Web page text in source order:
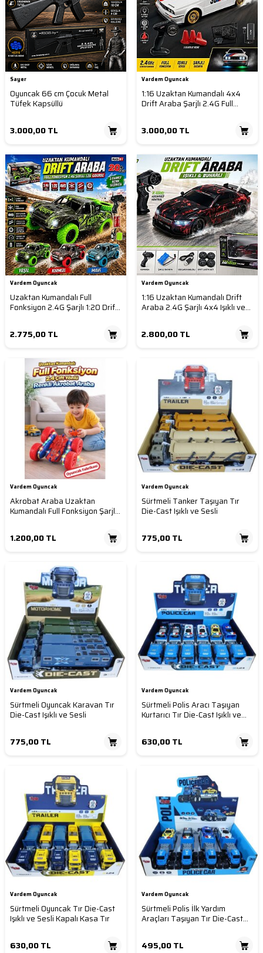
Sayer
Oyuncak 66 cm Çocuk Metal
Tüfek Kapsüllü
3.000,00TL
Vardem Oyuncak
1:16 Uzaktan Kumandalı 4x4
Drift Araba Şarjlı 2.4G Full
3.000,00TL
Vardem Oyuncak
Uzaktan Kumandalı Full
Fonksiyon 2.4G Şarjlı 1:20 Drift
2.775,00TL
Vardem Oyuncak
1:16 Uzaktan Kumandalı Drift
Araba 2.4G Şarjlı 4x4 Işıklı ve
2.800,00TL
Vardem Oyuncak
Akrobat Araba Uzaktan
Kumandalı Full Fonksiyon Şarjlı
1.200,00TL
Vardem Oyuncak
Sürtmeli Tanker Taşıyan Tır
Die-Cast Işıklı ve Sesli
775,00TL
Vardem Oyuncak
Sürtmeli Oyuncak Karavan Tır
Die-Cast Işıklı ve Sesli
775,00TL
Vardem Oyuncak
Sürtmeli Polis Aracı Taşıyan
Kurtarıcı Tır Die-Cast Işıklı ve
630,00TL
Vardem Oyuncak
Sürtmeli Oyuncak Tır Die-Cast
Işıklı ve Sesli Kapalı Kasa Tır
630,00TL
Vardem Oyuncak
Sürtmeli Polis İlk Yardım
Araçları Taşıyan Tır Die-Cast
495,00TL